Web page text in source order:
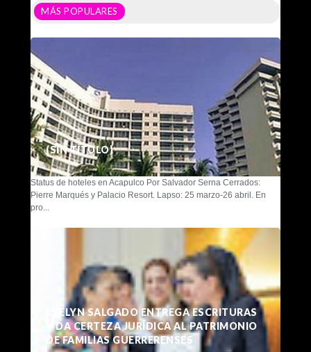
MÁS POPULARES
(SIN TÍTULO)
Status de hoteles en Acapulco Por Salvador Serna Cerrados:
Pierre Marqués y Palacio Resort. Lapso: 25 marzo-26 abril. En
pro...
EVELYN SALGADO ENTREGA ESCRITURAS
Y DA CERTEZA JURÍDICA AL PATRIMONIO
DE FAMILIAS GUERRERENSES